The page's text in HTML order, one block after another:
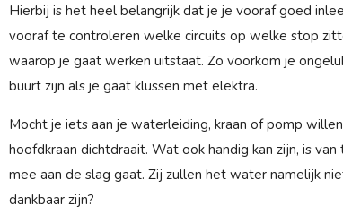
Hierbij is het heel belangrijk dat je je vooraf goed
vooraf te controleren welke circuits op welke stop
waarop je gaat werken uitstaat. Zo voorkom je
buurt zijn als je gaat klussen met elektra.
Mocht je iets aan je waterleiding, kraan of pomp
hoofdkraan dichtdraait. Wat ook handig kan zijn, is
mee aan de slag gaat. Zij zullen het water namelijk
dankbaar zijn?